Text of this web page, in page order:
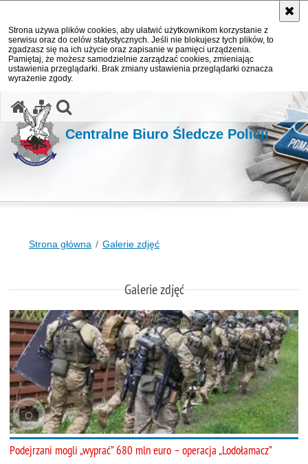
Strona używa plików cookies, aby ułatwić użytkownikom korzystanie z
serwisu oraz do celów statystycznych. Jeśli nie blokujesz tych plików, to
zgadzasz się na ich użycie oraz zapisanie w pamięci urządzenia.
Pamiętaj, że możesz samodzielnie zarządzać cookies, zmieniając
ustawienia przeglądarki. Brak zmiany ustawienia przeglądarki oznacza
wyrażenie zgody.
Centralne Biuro Śledcze Policji
Strona główna Galerie zdjęć
Galerie zdjęć
Podejrzani mogli „wyprać” 680 mln euro – operacja „Lodołamacz”